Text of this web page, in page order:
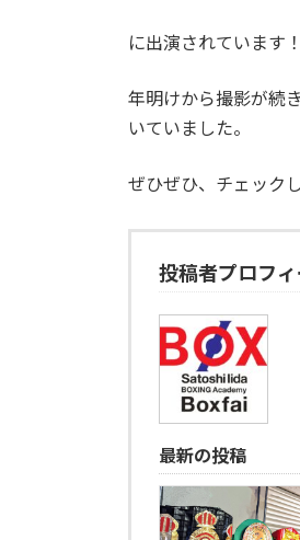
に出演されています！
年明けから撮影が続
いていました。
ぜひぜひ、チェック
投稿者プロフ
最新の投稿